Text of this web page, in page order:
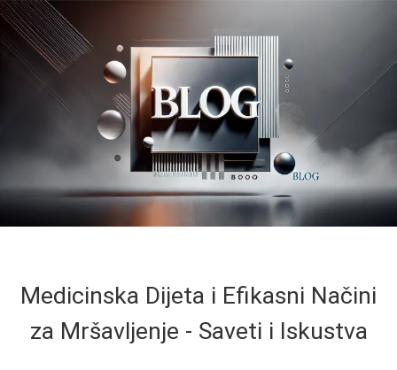
Medicinska Dijeta i Efikasni Načini
za Mršavljenje - Saveti i Iskustva